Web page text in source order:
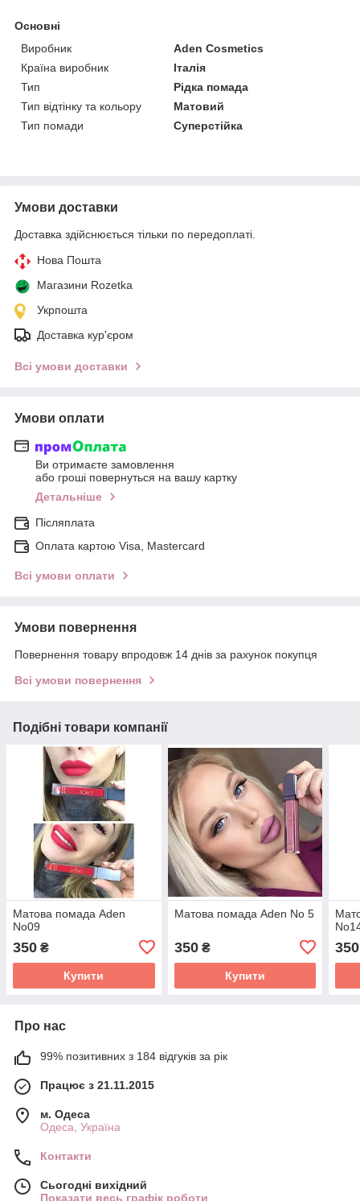
Основні
Виробник
Aden Cosmetics
Країна виробник
Італія
Тип
Рідка помада
Тип відтінку та кольору
Матовий
Тип помади
Суперстійка
Умови доставки
Доставка здійснюється тільки по передоплаті.
Нова Пошта
Магазини Rozetka
Укрпошта
Доставка кур'єром
Всі умови доставки
Умови оплати
Ви отримаєте замовлення
або гроші повернуться на вашу картку
Детальніше
Післяплата
Оплата картою Visa, Mastercard
Всі умови оплати
Умови повернення
Повернення товару впродовж 14 днів за рахунок покупця
Всі умови повернення
Подібні товари компанії
Матова помада Aden
No09
350 ₴
Купити
Матова помада Aden No 5
350₴
Купити
350
Про нас
99% позитивних з 184 відгуків за рік
Працює з 21.11.2015
м. Одеса
Одеса, Україна
Контакти
Сьогодні вихідний
Показати весь графік роботи